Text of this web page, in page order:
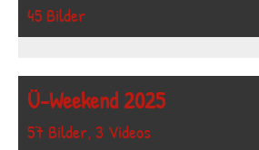
45 Bilder
Ü-Weekend 2025
57 Bilder, 3 Videos